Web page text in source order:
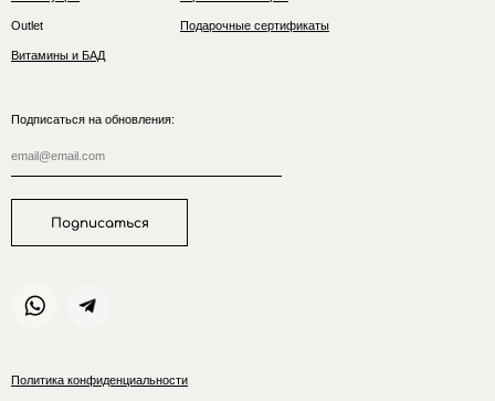
Политика конфиденциальности
Outlet
Витамины и БАД
Подарочные сертификаты
Подписаться на обновления:
Подписаться